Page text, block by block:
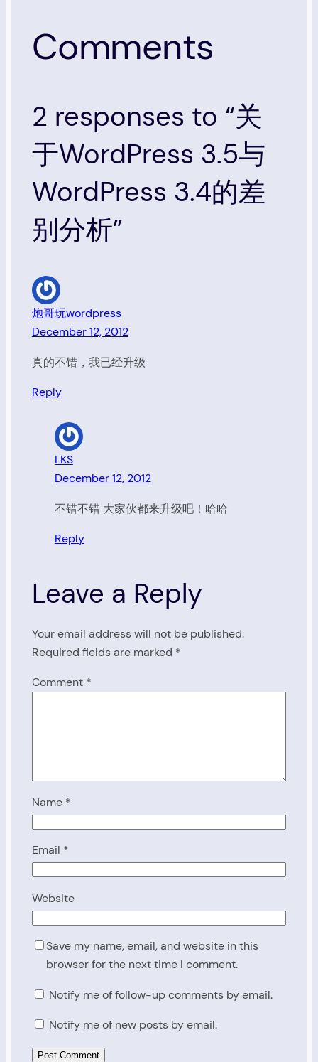
Comments
2 responses to “关
于WordPress 3.5与
WordPress 3.4的差
别分析”
炮哥玩wordpress
December 12, 2012
真的不错，我已经升级
Reply
LKS
December 12, 2012
不错不错 大家伙都来升级吧！哈哈
Reply
Leave a Reply
Your email address will not be published.
Required fields are marked *
Comment *
Name *
Email *
Website
Save my name, email, and website in this
browser for the next time I comment.
Notify me of follow-up comments by email.
Notify me of new posts by email.